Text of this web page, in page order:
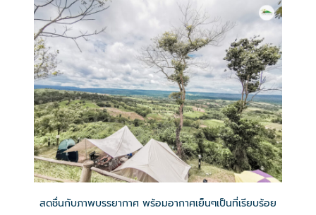
สดชื่นกับภาพบรรยากาศ พร้อมอากาศเย็นๆเป็นที่เรียบร้อย